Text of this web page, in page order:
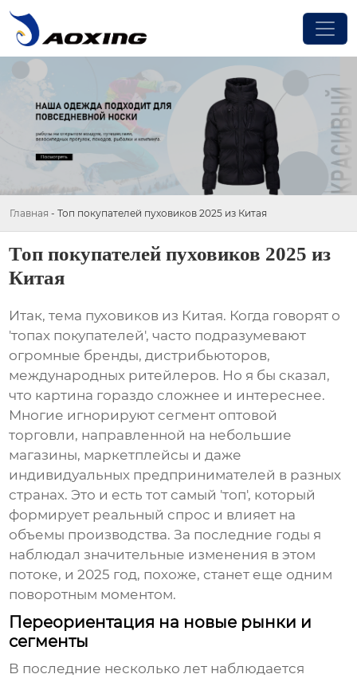
Главная - Топ покупателей пуховиков 2025 из Китая
Топ покупателей пуховиков 2025 из
Китая
Итак, тема пуховиков из Китая. Когда говорят о
'топах покупателей', часто подразумевают
огромные бренды, дистрибьюторов,
международных ритейлеров. Но я бы сказал,
что картина гораздо сложнее и интереснее.
Многие игнорируют сегмент оптовой
торговли, направленной на небольшие
магазины, маркетплейсы и даже
индивидуальных предпринимателей в разных
странах. Это и есть тот самый 'топ', который
формирует реальный спрос и влияет на
объемы производства. За последние годы я
наблюдал значительные изменения в этом
потоке, и 2025 год, похоже, станет еще одним
поворотным моментом.
Переориентация на новые рынки и
сегменты
В последние несколько лет наблюдается